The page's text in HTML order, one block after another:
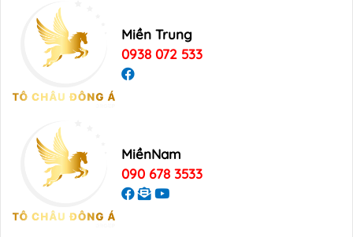
Miền Trung
0938 072 533
MiềnNam
090 678 3533